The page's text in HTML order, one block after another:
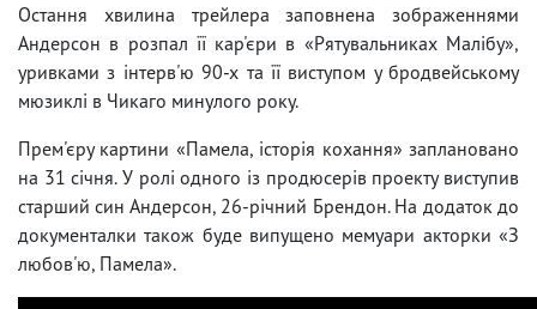
Остання хвилина трейлера заповнена зображеннями
Андерсон в розпал її кар'єри в «Рятувальниках Малібу»,
уривками з інтерв'ю 90-х та її виступом у бродвейському
мюзиклі в Чикаго минулого року.
Прем'єру картини «Памела, історія кохання» заплановано
на 31 січня. У ролі одного із продюсерів проекту виступив
старший син Андерсон, 26-річний Брендон. На додаток до
документалки також буде випущено мемуари акторки «З
любов'ю, Памела».